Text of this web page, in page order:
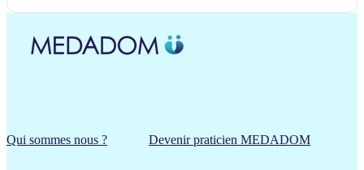
Qui sommes nous ? Devenir praticien MEDADOM